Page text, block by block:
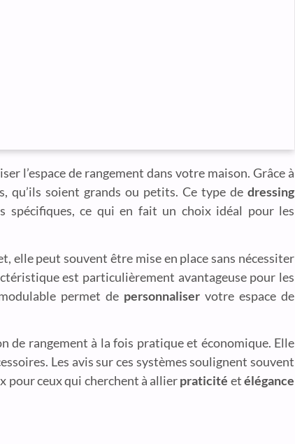
l’espace de rangement dans votre maison. Grâce à
qu’ils soient grands ou petits. Ce type de dressing
spécifiques, ce qui en fait un choix idéal pour les
elle peut souvent être mise en place sans nécessiter
est particulièrement avantageuse pour les
permet de personnaliser votre espace de
de rangement à la fois pratique et économique. Elle
Les avis sur ces systèmes soulignent souvent
pour ceux qui cherchent à allierpraticité etélégance